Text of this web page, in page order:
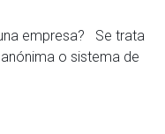
empresa? Se trata
o sistema de